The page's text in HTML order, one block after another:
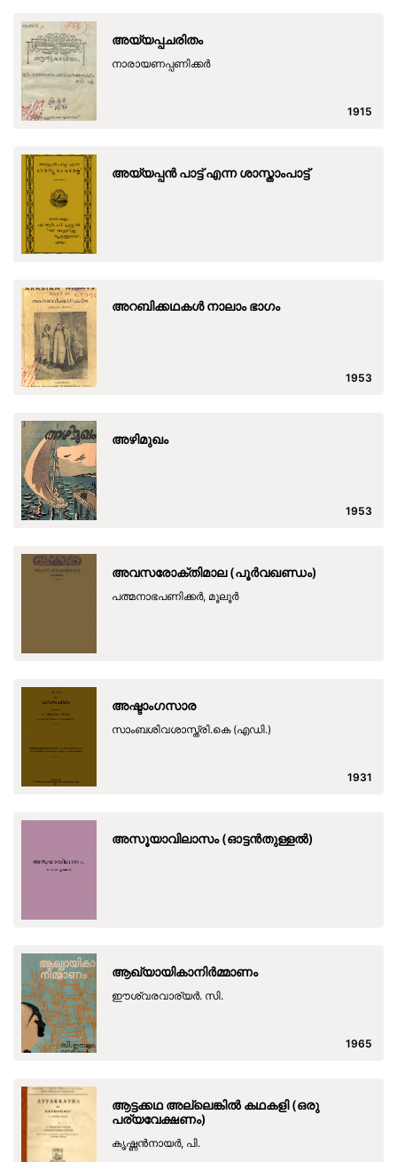
അയ്യപ്പചരിതം
നാരായണപ്പണിക്കർ
1915
അയ്യപ്പന്‍ പാട്ട് എന്ന ശാസ്താംപാട്ട്
അറബിക്കഥകള്‍ നാലാം ഭാഗം
1953
അഴിമുഖം
1953
അവസരോക്തിമാല (പൂര്‍വഖണ്ഡം)
പത്മനാഭപണിക്കര്‍, മൂലൂര്‍
അഷ്ടാംഗസാര
സാംബശിവശാസ്ത്രി.കെ (എഡി.)
1931
അസൂയാവിലാസം (ഓട്ടന്‍തുള്ളല്‍)
ആഖ്യായികാനിര്‍മ്മാണം
ഈശ്വരവാര്യര്‍. സി.
1965
ആട്ടക്കഥ അല്ലെങ്കില്‍ കഥകളി (ഒരു
പര്യവേക്ഷണം)
കൃഷ്ണന്‍നായര്‍, പി.